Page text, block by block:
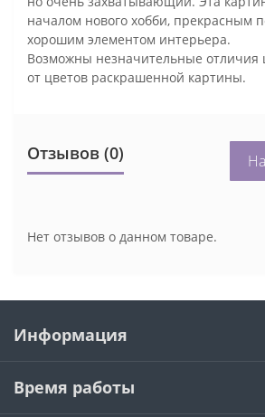
началом нового хобби, прекрасным
хорошим элементом интерьера.
Возможны незначительные отличия
от цветов раскрашенной картины.
Отзывов (0)
Нет отзывов о данном товаре.
Информация
Время работы